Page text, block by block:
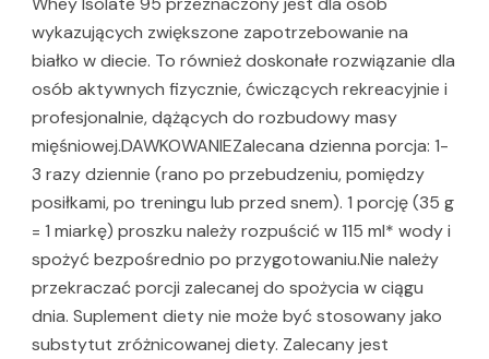
wykazujących zwiększone zapotrzebowanie na
białko w diecie. To również doskonałe rozwiązanie dla
osób aktywnych fizycznie, ćwiczących rekreacyjnie i
profesjonalnie, dążących do rozbudowy masy
mięśniowej.DAWKOWANIEZalecana dzienna porcja: 1-
3 razy dziennie (rano po przebudzeniu, pomiędzy
posiłkami, po treningu lub przed snem). 1 porcję (35 g
= 1 miarkę) proszku należy rozpuścić w 115 ml* wody i
spożyć bezpośrednio po przygotowaniu.Nie należy
przekraczać porcji zalecanej do spożycia w ciągu
dnia. Suplement diety nie może być stosowany jako
substytut zróżnicowanej diety. Zalecany jest